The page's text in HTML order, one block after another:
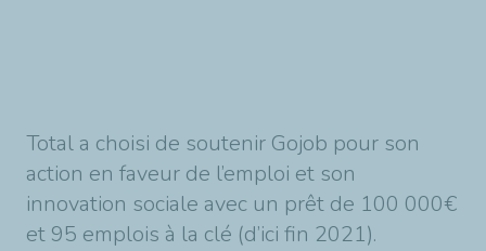
Total a choisi de soutenir Gojob pour son
action en faveur de l’emploi et son
innovation sociale avec un prêt de 100 000€
et 95 emplois à la clé (d’ici fin 2021).